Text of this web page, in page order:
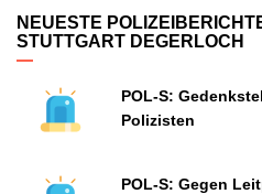
NEUESTE
STUTTGART DEGERLOCH
POL-S:
Polizisten
POL-S: Gegen